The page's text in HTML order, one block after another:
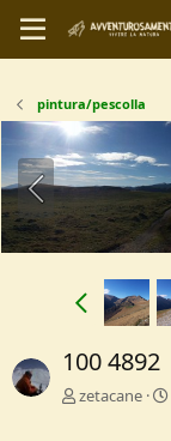
pintura/pescolla
100 4892
zetacane